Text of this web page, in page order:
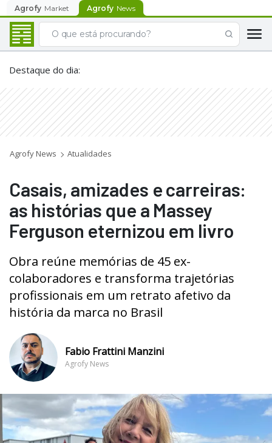
Agrofy Market Agrofy News
Destaque do dia:
Agrofy News Atualidades
Casais, amizades e carreiras:
as histórias que a Massey
Ferguson eternizou em livro
Obra reúne memórias de 45 ex-
colaboradores e transforma trajetórias
profissionais em um retrato afetivo da
história da marca no Brasil
Fabio Frattini Manzini
Agrofy News